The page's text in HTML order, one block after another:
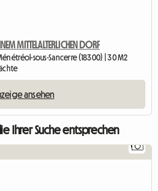
MITTELALTERLICHEN DORF
sous-Sancerre (18300) | 30 M2
ansehen
Ihrer Suche entsprechen
1